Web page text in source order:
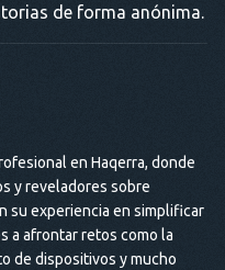
de forma anónima.
en Haqerra, donde
y reveladores sobre
su experiencia en simplificar
a afrontar retos como la
de dispositivos y mucho